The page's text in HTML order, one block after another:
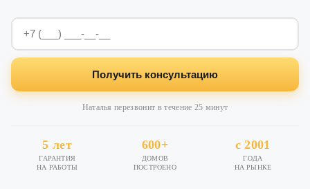
Получить консультацию
Наталья перезвонит в течение 25 минут
5 лет
ГАРАНТИЯ
НА РАБОТЫ
600+
ДОМОВ
ПОСТРОЕНО
с 2001
ГОДА
НА РЫНКЕ